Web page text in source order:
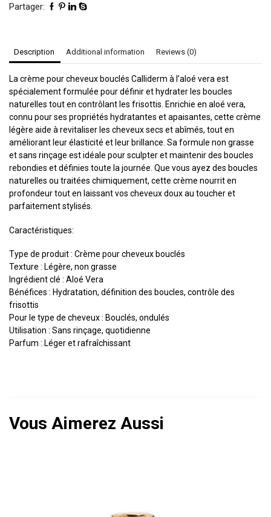
Partager:
Description Additional information Reviews (0)
La crème pour cheveux bouclés Calliderm à l’aloé vera est
spécialement formulée pour définir et hydrater les boucles
naturelles tout en contrôlant les frisottis. Enrichie en aloé vera,
connu pour ses propriétés hydratantes et apaisantes, cette crème
légère aide à revitaliser les cheveux secs et abîmés, tout en
améliorant leur élasticité et leur brillance. Sa formule non grasse
et sans rinçage est idéale pour sculpter et maintenir des boucles
rebondies et définies toute la journée. Que vous ayez des boucles
naturelles ou traitées chimiquement, cette crème nourrit en
profondeur tout en laissant vos cheveux doux au toucher et
parfaitement stylisés.
Caractéristiques:
Type de produit : Crème pour cheveux bouclés
Texture : Légère, non grasse
Ingrédient clé : Aloé Vera
Bénéfices : Hydratation, définition des boucles, contrôle des
frisottis
Pour le type de cheveux : Bouclés, ondulés
Utilisation : Sans rinçage, quotidienne
Parfum : Léger et rafraîchissant
Vous Aimerez Aussi